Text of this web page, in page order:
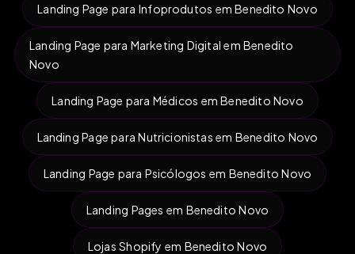
Landing Page para Infoprodutos em Benedito Novo
Landing Page para Marketing Digital em Benedito
Novo
Landing Page para Médicos em Benedito Novo
Landing Page para Nutricionistas em Benedito Novo
Landing Page para Psicólogos em Benedito Novo
Landing Pages em Benedito Novo
Lojas Shopify em Benedito Novo